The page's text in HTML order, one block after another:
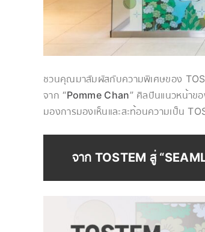
ชวนคุณมาสัมผัสกับความพิเศษของ
จาก “Pomme Chan” ศิลปินแนวหน้าข
มองการมองเห็นและสะท้อนความเป็น
จาก TOSTEM สู่